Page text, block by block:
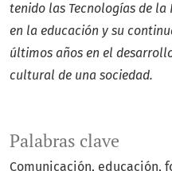
Palabras clave
Comunicación educación
tenido las Tecnologías de
en la educación y su
últimos años en el
cultural de una sociedad.